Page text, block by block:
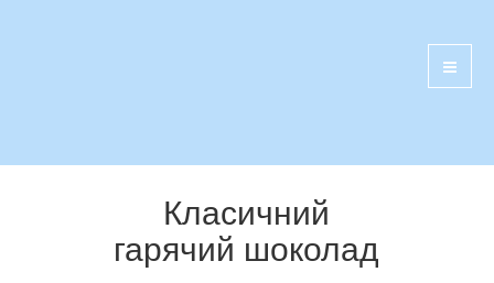
Класичний
гарячий шоколад